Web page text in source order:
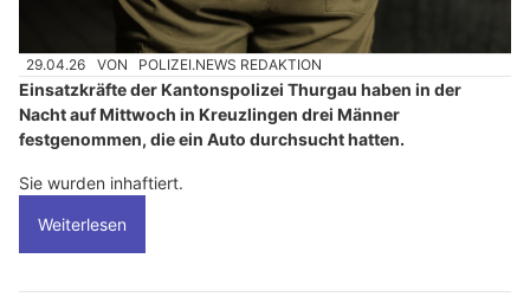
29.04.26 VON POLIZEI.NEWS REDAKTION
Einsatzkräfte der Kantonspolizei Thurgau haben in der
Nacht auf Mittwoch in Kreuzlingen drei Männer
festgenommen, die ein Auto durchsucht hatten.
Sie wurden inhaftiert.
Weiterlesen